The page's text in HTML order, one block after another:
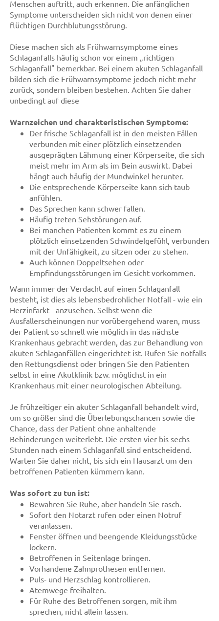
Menschen auftritt, auch erkennen. Die anfänglichen
Symptome unterscheiden sich nicht von denen einer
flüchtigen Durchblutungsstörung.
Diese machen sich als Frühwarnsymptome eines
Schlaganfalls häufig schon vor einem „richtigen
Schlaganfall" bemerkbar. Bei einem akuten Schlaganfall
bilden sich die Frühwarnsymptome jedoch nicht mehr
zurück, sondern bleiben bestehen. Achten Sie daher
unbedingt auf diese
Warnzeichen und charakteristischen Symptome:
Der frische Schlaganfall ist in den meisten Fällen
verbunden mit einer plötzlich einsetzenden
ausgeprägten Lähmung einer Körperseite, die sich
meist mehr im Arm als im Bein auswirkt. Dabei
hängt auch häufig der Mundwinkel herunter.
Die entsprechende Körperseite kann sich taub
anfühlen.
Das Sprechen kann schwer fallen.
Häufig treten Sehstörungen auf.
Bei manchen Patienten kommt es zu einem
plötzlich einsetzenden Schwindelgefühl, verbunden
mit der Unfähigkeit, zu sitzen oder zu stehen.
Auch können Doppeltsehen oder
Empfindungsstörungen im Gesicht vorkommen.
Wann immer der Verdacht auf einen Schlaganfall
besteht, ist dies als lebensbedrohlicher Notfall - wie ein
Herzinfarkt - anzusehen. Selbst wenn die
Ausfallerscheinungen nur vorübergehend waren, muss
der Patient so schnell wie möglich in das nächste
Krankenhaus gebracht werden, das zur Behandlung von
akuten Schlaganfällen eingerichtet ist. Rufen Sie notfalls
den Rettungsdienst oder bringen Sie den Patienten
selbst in eine Akutklinik bzw. möglichst in ein
Krankenhaus mit einer neurologischen Abteilung.
Je frühzeitiger ein akuter Schlaganfall behandelt wird,
um so größer sind die Überlebungschancen sowie die
Chance, dass der Patient ohne anhaltende
Behinderungen weiterlebt. Die ersten vier bis sechs
Stunden nach einem Schlaganfall sind entscheidend.
Warten Sie daher nicht, bis sich ein Hausarzt um den
betroffenen Patienten kümmern kann.
Was sofort zu tun ist:
Bewahren Sie Ruhe, aber handeln Sie rasch.
Sofort den Notarzt rufen oder einen Notruf
veranlassen.
Fenster öffnen und beengende Kleidungsstücke
lockern.
Betroffenen in Seitenlage bringen.
Vorhandene Zahnprothesen entfernen.
Puls- und Herzschlag kontrollieren.
Atemwege freihalten.
Für Ruhe des Betroffenen sorgen, mit ihm
sprechen, nicht allein lassen.